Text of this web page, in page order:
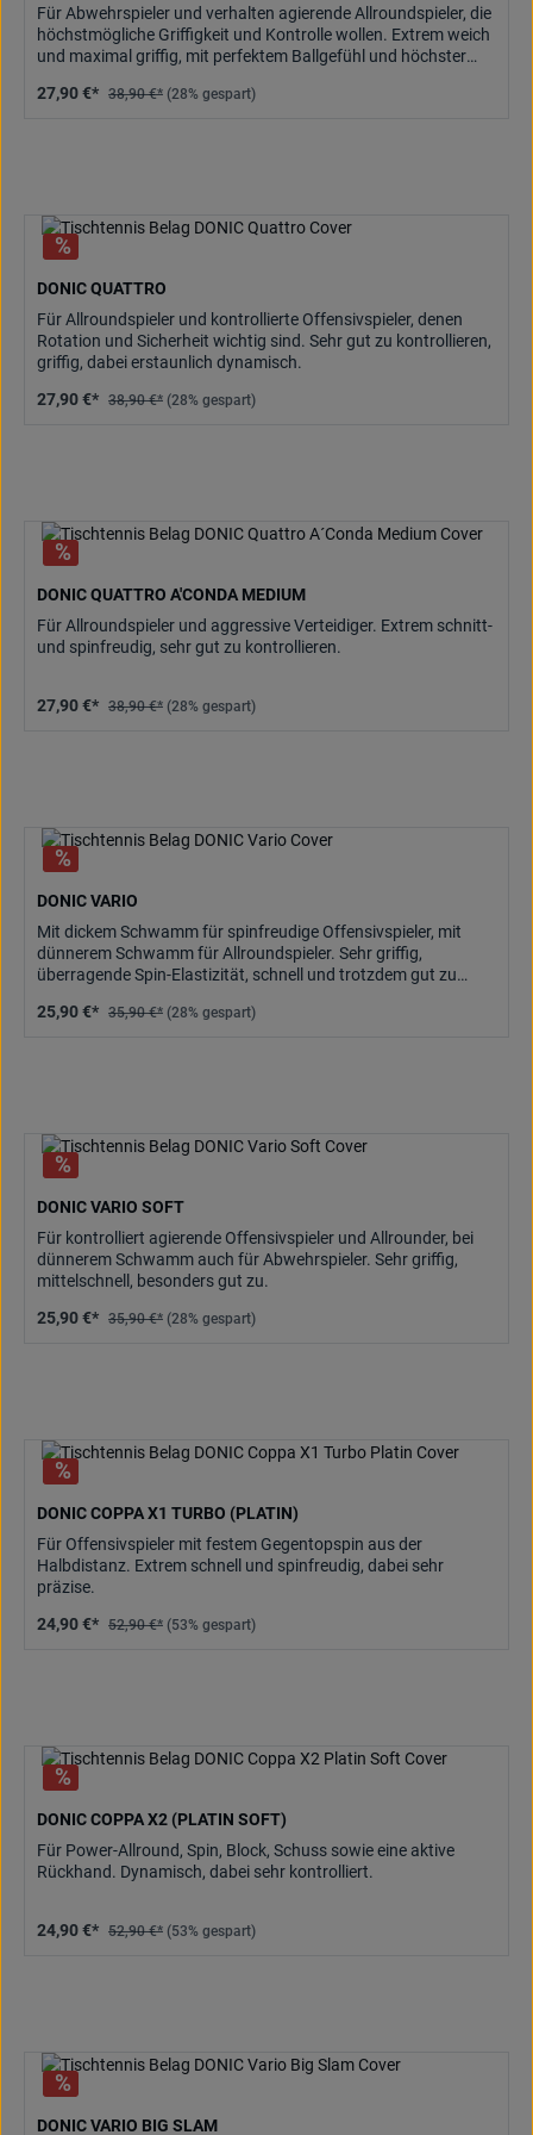
Für Abwehrspieler und verhalten agierende Allroundspieler, die
höchstmögliche Griffigkeit und Kontrolle wollen. Extrem weich
und maximal griffig, mit perfektem Ballgefühl und höchster
27,90 €* 38,90 €* (28% gespart)
DONIC QUATTRO
Für Allroundspieler und kontrollierte Offensivspieler, denen
Rotation und Sicherheit wichtig sind. Sehr gut zu kontrollieren,
griffig, dabei erstaunlich dynamisch.
27,90 €* 38,90 €* (28% gespart)
DONIC QUATTRO A'CONDA MEDIUM
Für Allroundspieler und aggressive Verteidiger. Extrem schnitt-
und spinfreudig, sehr gut zu kontrollieren.
27,90 €* 38,90 €* (28% gespart)
DONIC VARIO
Mit dickem Schwamm für spinfreudige Offensivspieler, mit
dünnerem Schwamm für Allroundspieler. Sehr griffig,
überragende Spin-Elastizität, schnell und trotzdem gut zu
25,90 €* 35,90 €* (28% gespart)
DONIC VARIO SOFT
Für kontrolliert agierende Offensivspieler und Allrounder, bei
dünnerem Schwamm auch für Abwehrspieler. Sehr griffig,
mittelschnell, besonders gut zu.
25,90 €* 35,90 €* (28% gespart)
DONIC COPPA X1 TURBO (PLATIN)
Für Offensivspieler mit festem Gegentopspin aus der
Halbdistanz. Extrem schnell und spinfreudig, dabei sehr
präzise.
24,90 €* 52,90 €* (53% gespart)
DONIC COPPA X2 (PLATIN SOFT)
Für Power-Allround, Spin, Block, Schuss sowie eine aktive
Rückhand. Dynamisch, dabei sehr kontrolliert.
24,90 €* 52,90 €* (53% gespart)
DONIC VARIO BIG SLAM